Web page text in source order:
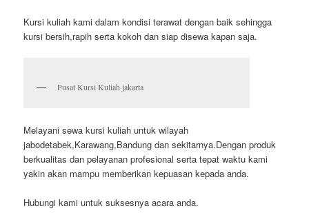
Kursi kuliah kami dalam kondisi terawat dengan baik sehingga
kursi bersih,rapih serta kokoh dan siap disewa kapan saja.
Pusat Kursi Kuliah jakarta
Melayani sewa kursi kuliah untuk wilayah
jabodetabek,Karawang,Bandung dan sekitarnya.Dengan produk
berkualitas dan pelayanan profesional serta tepat waktu kami
yakin akan mampu memberikan kepuasan kepada anda.
Hubungi kami untuk suksesnya acara anda.